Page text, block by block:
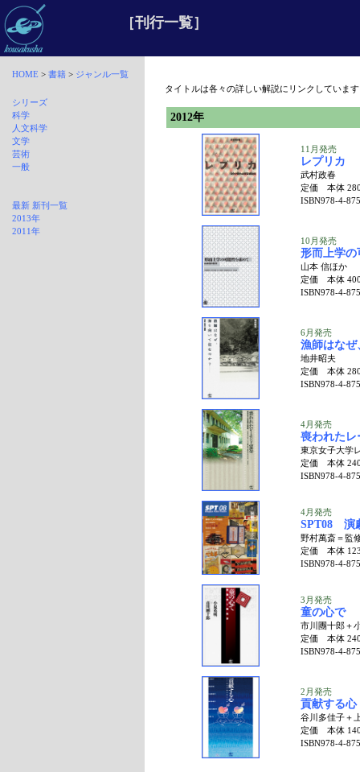
［刊行一覧］
HOME > 書籍 > ジャンル一覧
シリーズ
科学
人文科学
文学
芸術
一般
最新 新刊一覧
2013年
2011年
タイトルは各々の詳しい解説にリンクしていま
2012年
11月発売
レプリカ
武村政春
定価 本体
ISBN978-4-
10月発売
形而上学の
山本 信ほか
定価 本体
ISBN978-4-
6月発売
漁師はなぜ
地井昭夫
定価 本体
ISBN978-4-
4月発売
喪われたレ
東京女子大学
定価 本体
ISBN978-4-
4月発売
SPT08 演
野村萬斎＝監
定価 本体
ISBN978-4-
3月発売
童の心で
市川團十郎＋
定価 本体
ISBN978-4-
2月発売
貢献する心
谷川多佳子＋
定価 本体
ISBN978-4-